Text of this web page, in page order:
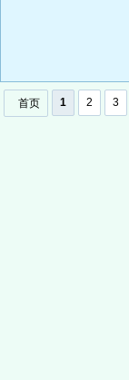
首页 1 2 3